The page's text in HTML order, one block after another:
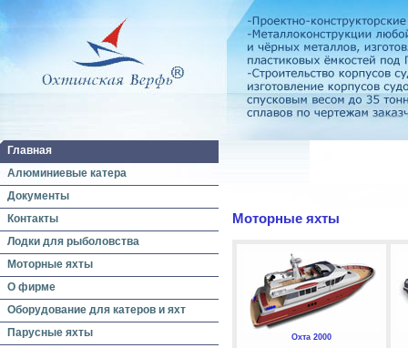
Главная
Алюминиевые катера
Документы
Контакты
Лодки для рыболовства
Моторные яхты
О фирме
Оборудование для катеров и яхт
Парусные яхты
Моторные яхты
Охта 2000